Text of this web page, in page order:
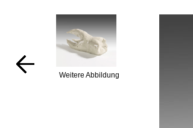
Weitere Abbildung